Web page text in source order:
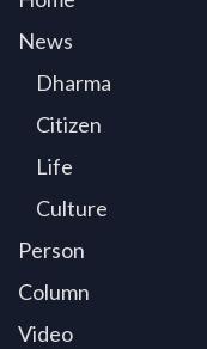
News
Dharma
Citizen
Life
Culture
Person
Column
Video